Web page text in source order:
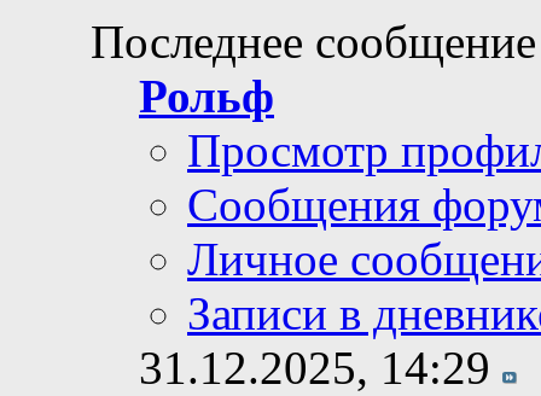
Последнее
Рольф
Просмотр
Сообщения
Личное
Записи в
31.12.2025, 14:29